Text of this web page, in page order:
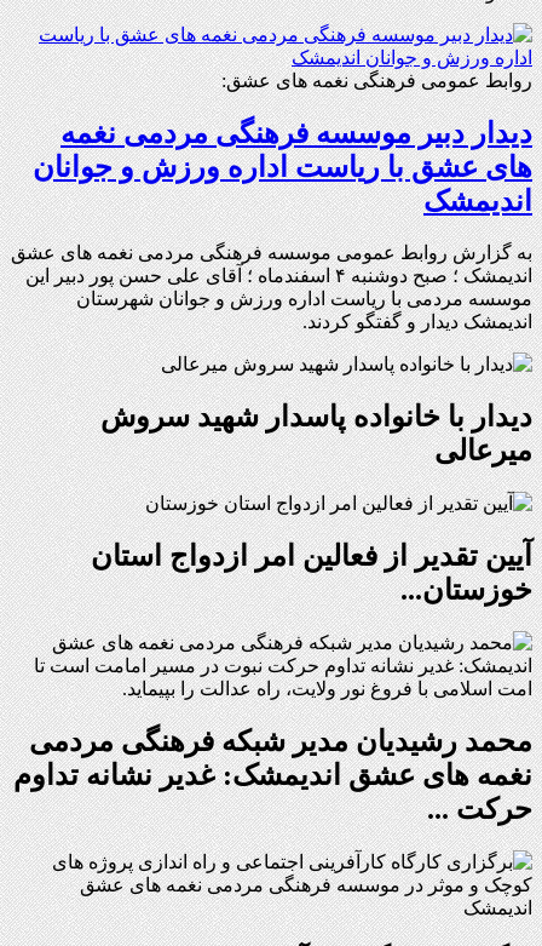
روابط عمومی فرهنگی نغمه های عشق:
دیدار دبیر موسسه فرهنگی مردمی نغمه
های عشق با ریاست اداره ورزش و جوانان
اندیمشک
به گزارش روابط عمومی موسسه فرهنگی مردمی نغمه های عشق
اندیمشک ؛ صبح دوشنبه ۴ اسفندماه ؛ آقای علی حسن پور دبیر این
موسسه مردمی با ریاست اداره ورزش و جوانان شهرستان
اندیمشک دیدار و گفتگو کردند.
دیدار با خانواده پاسدار شهید سروش
میرعالی
آیین تقدیر از فعالین امر ازدواج استان
خوزستان...
محمد رشیدیان مدیر شبکه فرهنگی مردمی
نغمه های عشق اندیمشک: غدیر نشانه تداوم
حرکت ...